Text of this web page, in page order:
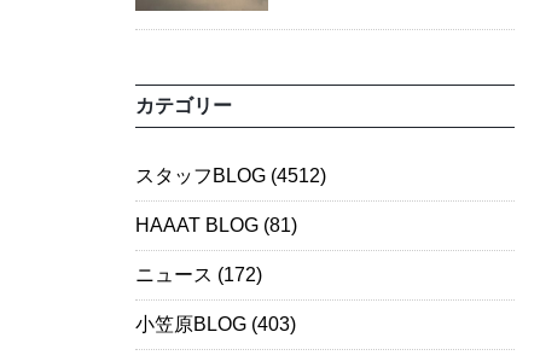
カテゴリー
スタッフBLOG (4512)
HAAAT BLOG (81)
ニュース (172)
小笠原BLOG (403)